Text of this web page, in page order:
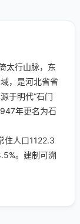
太行山脉，东
，是河北省省
于明代“石门
年更名为石
住人口1122.3
。建制可溯